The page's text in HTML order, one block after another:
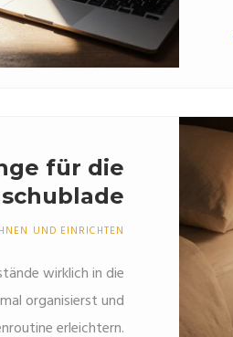
für die
UND EINRICHTEN
wirklich in die
organisierst und
erleichtern.